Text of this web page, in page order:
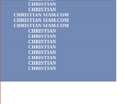
CHRISTIAN
CHRISTIAN
CHRISTIAN SIAM.COM
CHRISTIAN SIAM.COM
CHRISTIAN SIAM.COM
CHRISTIAN
CHRISTIAN
CHRISTIAN
CHRISTIAN
CHRISTIAN
CHRISTIAN
CHRISTIAN
CHRISTIAN